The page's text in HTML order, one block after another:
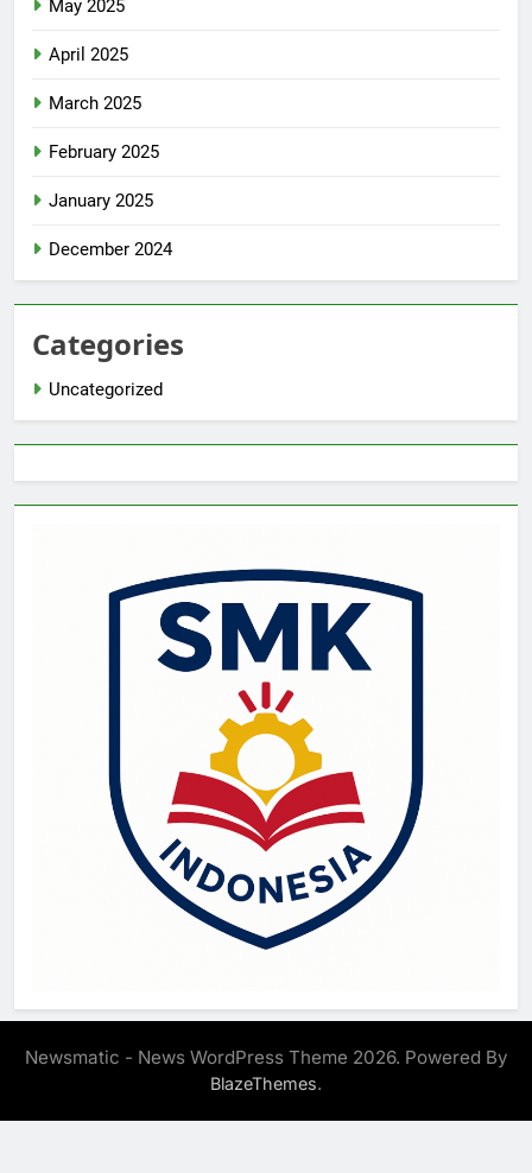
May 2025
April 2025
March 2025
February 2025
January 2025
December 2024
Categories
Uncategorized
Newsmatic - News WordPress Theme 2026. Powered By
BlazeThemes.